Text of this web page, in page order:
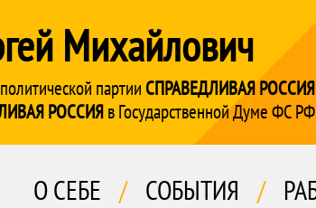
Михайлович
партии СПРАВЕДЛИВАЯ РОССИЯ
РОССИЯв Государственной Думе ФС
О СЕБЕ / СОБЫТИЯ /